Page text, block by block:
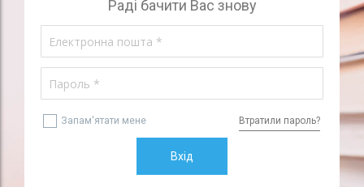
Раді бачити Вас знову
Запам'ятати мене Втратили пароль?
Вхід